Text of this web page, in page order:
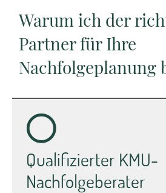
Warum ich der
Partner für Ihre
Nachfolgeplanung
Qualifizierter KMU-
Nachfolgeberater